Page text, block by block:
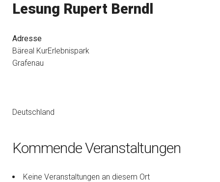
zahlen! kommentare & serien &
Nutzen Sie aktuelle Angebote Ihrer
Lesung Rupert Berndl
Adresse
Bäreal KurErlebnispark
Grafenau
Deutschland
Kommende Veranstaltungen
Keine Veranstaltungen an diesem Ort